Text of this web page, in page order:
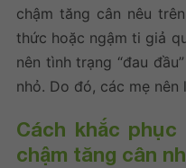
chậm tăng cân nêu
thức hoặc ngậm ti giả
nên tình trạng “đau
nhỏ. Do đó, các mẹ nên
Cách khắc
chậm tăng cân